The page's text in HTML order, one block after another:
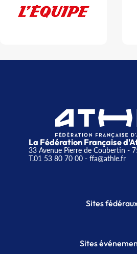
La Fédération Française
33 Avenue Pierre de Coubertin -
T.01 53 80 70 00- ffa@athle.fr
Sites
Plateforme
Sites